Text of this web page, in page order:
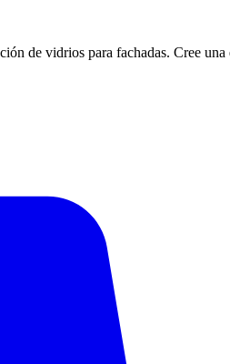
de vidrios para fachadas. Cree